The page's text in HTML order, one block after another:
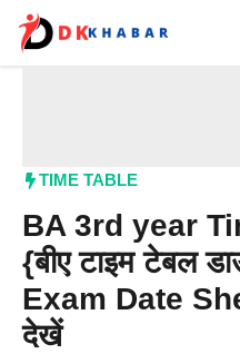
content
TIME TABLE
BA 3rd year
{बीए टाइम टेबल
Exam Date
देखें​